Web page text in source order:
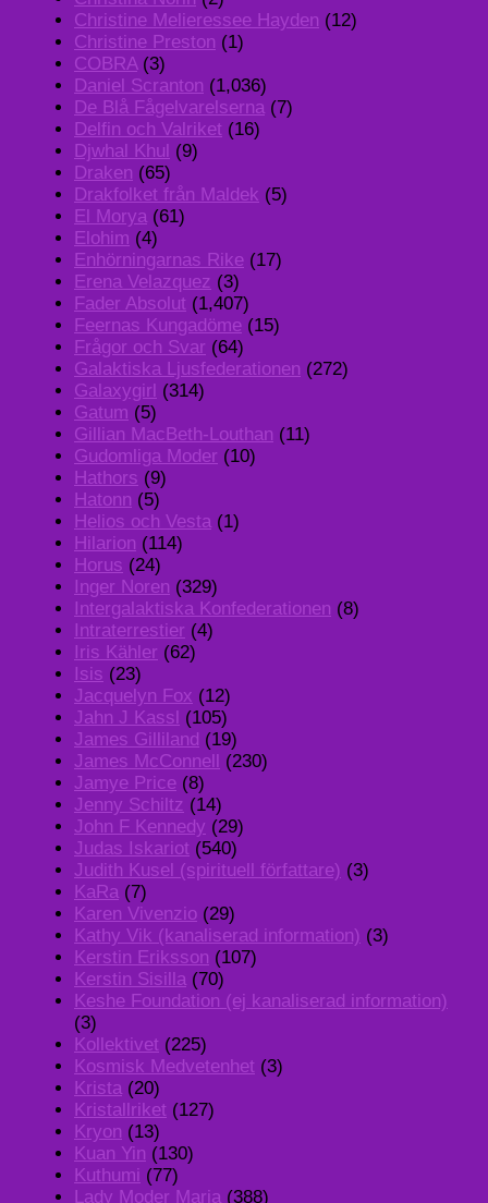
Christine Melieressee Hayden (12)
Christine Preston (1)
COBRA(3)
Daniel Scranton (1,036)
De Blå Fågelvarelserna (7)
Delfin och Valriket (16)
Djwhal Khul (9)
Draken (65)
Drakfolket från Maldek (5)
El Morya (61)
Elohim (4)
Enhörningarnas Rike (17)
Erena Velazquez (3)
Fader Absolut (1,407)
Feernas Kungadöme (15)
Frågor och Svar (64)
Galaktiska Ljusfederationen (272)
Galaxygirl (314)
Gatum (5)
Gillian MacBeth-Louthan (11)
Gudomliga Moder (10)
Hathors (9)
Hatonn (5)
Helios och Vesta (1)
Hilarion (114)
Horus (24)
Inger Noren (329)
Intergalaktiska Konfederationen (8)
Intraterrestier (4)
Iris Kähler (62)
Isis (23)
Jacquelyn Fox (12)
Jahn J Kassl (105)
James Gilliland (19)
James McConnell (230)
Jamye Price (8)
Jenny Schiltz (14)
John F Kennedy (29)
Judas Iskariot (540)
Judith Kusel (spirituell författare) (3)
KaRa (7)
Karen Vivenzio (29)
Kathy Vik (kanaliserad information) (3)
Kerstin Eriksson (107)
Kerstin Sisilla (70)
Keshe Foundation (ej kanaliserad information)
(3)
Kollektivet (225)
Kosmisk Medvetenhet (3)
Krista (20)
Kristallriket (127)
Kryon (13)
Kuan Yin (130)
Kuthumi (77)
Lady Moder Maria (388)